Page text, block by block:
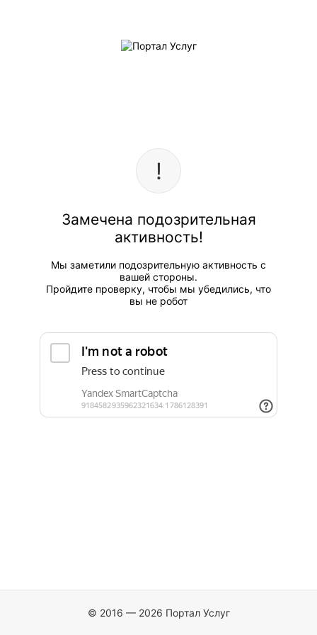
Замечена подозрительная
активность!
Мы заметили подозрительную активность с
вашей стороны.
Пройдите проверку, чтобы мы убедились, что
вы не робот
© 2016 — 2026 Портал Услуг